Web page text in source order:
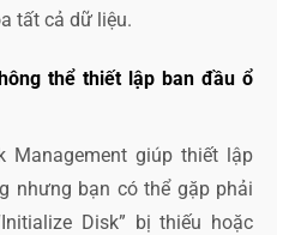
tất cả dữ liệu.
thể thiết lập ban đầu ổ
Management giúp thiết lập
nhưng bạn có thể gặp phải
Disk” bị thiếu hoặc